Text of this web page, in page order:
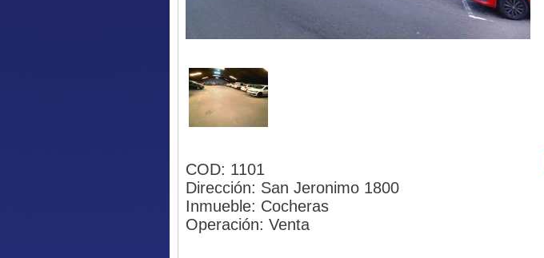
COD: 1101
Dirección: San Jeronimo 1800
Inmueble: Cocheras
Operación: Venta